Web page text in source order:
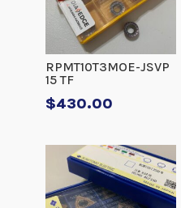
RPMT10T3MOE-JSVP
15 TF
$430.00